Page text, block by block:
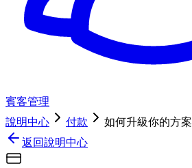
賓客管理
說明中心
付款
如何升級你的方案
返回說明中心